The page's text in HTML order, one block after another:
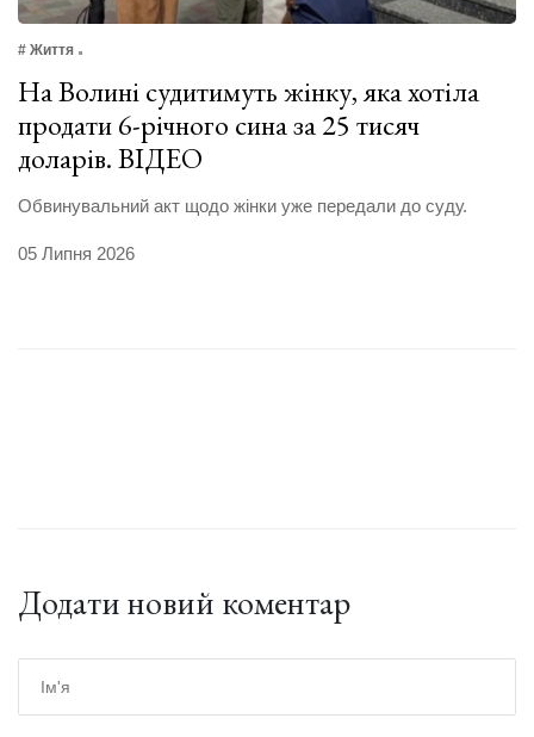
# Життя
На Волині судитимуть жінку, яка хотіла
продати 6-річного сина за 25 тисяч
доларів. ВІДЕО
Обвинувальний акт щодо жінки уже передали до суду.
05 Липня 2026
Додати новий коментар